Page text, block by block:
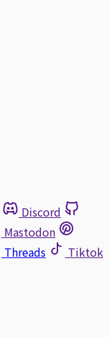
Discord
Mastodon
Threads
Tiktok